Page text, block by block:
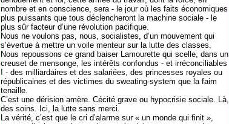
nombre et en conscience, sera - le jour où les faits économiques
plus puissants que tous déclencheront la machine sociale - le
plus sûr facteur d’une révolution pacifique.
Nous ne voulons pas, nous, socialistes, d’un mouvement qui
s’évertue à mettre un voile menteur sur la lutte des classes.
Nous repoussons ce grand baiser Lamourette qui scelle, dans un
creuset de mensonge, les intérêts confondus - et irréconciliables
! - des milliardaires et des salariées, des princesses royales ou
républicaines et des victimes du sweating-system que la faim
tenaille.
C’est une dérision amère. Cécité grave ou hypocrisie sociale. Là,
des soins. Ici, la lutte sans merci.
La vérité, c’est que le cri d’alarme sur « un monde qui finit »,